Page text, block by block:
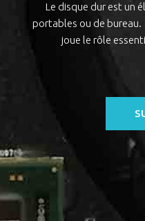
Le disque dur est un
portables ou de bureau.
joue le rôle